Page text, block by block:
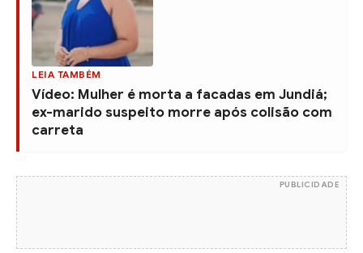
LEIA TAMBÉM
Vídeo: Mulher é morta a facadas em Jundiá;
ex-marido suspeito morre após colisão com
carreta
PUBLICIDADE